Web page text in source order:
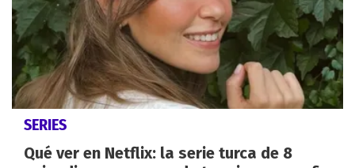
SERIES
Qué ver en Netflix: la serie turca de 8